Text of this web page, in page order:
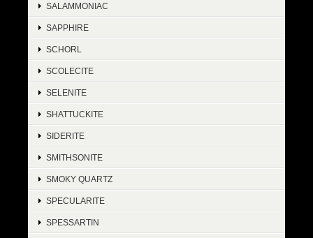
SALAMMONIAC
SAPPHIRE
SCHORL
SCOLECITE
SELENITE
SHATTUCKITE
SIDERITE
SMITHSONITE
SMOKY QUARTZ
SPECULARITE
SPESSARTIN